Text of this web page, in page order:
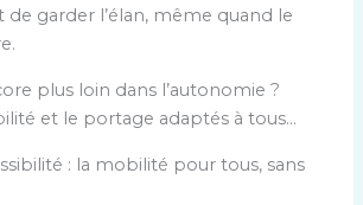
de garder l’élan, même quand le
plus loin dans l’autonomie ?
et le portage adaptés à tous…
: la mobilité pour tous, sans